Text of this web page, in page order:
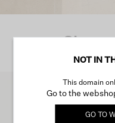
Shop
NOT IN
This domain
Go to the
GO TO